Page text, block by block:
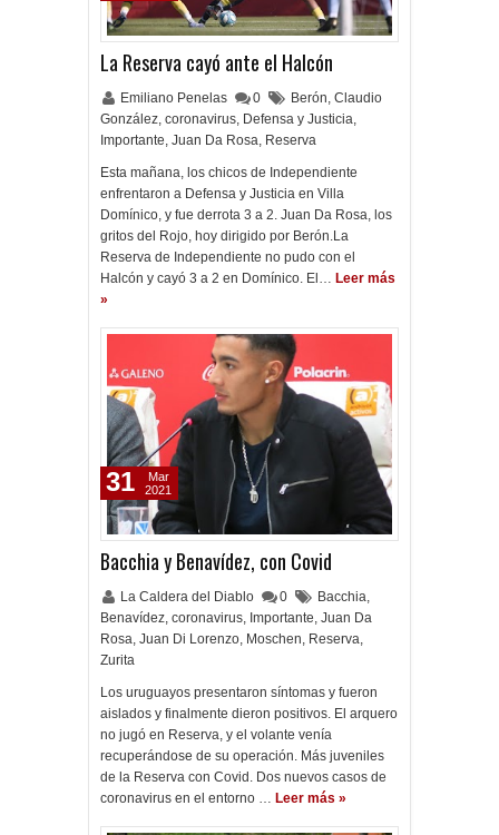
La Reserva cayó ante el Halcón
Emiliano Penelas 0 Berón, Claudio
González, coronavirus, Defensa y Justicia,
Importante, Juan Da Rosa, Reserva
Esta mañana, los chicos de Independiente
enfrentaron a Defensa y Justicia en Villa
Domínico, y fue derrota 3 a 2. Juan Da Rosa, los
gritos del Rojo, hoy dirigido por Berón.La
Reserva de Independiente no pudo con el
Halcón y cayó 3 a 2 en Domínico. El… Leer más
»
Bacchia y Benavídez, con Covid
La Caldera del Diablo 0 Bacchia,
Benavídez, coronavirus, Importante, Juan Da
Rosa, Juan Di Lorenzo, Moschen, Reserva,
Zurita
Los uruguayos presentaron síntomas y fueron
aislados y finalmente dieron positivos. El arquero
no jugó en Reserva, y el volante venía
recuperándose de su operación. Más juveniles
de la Reserva con Covid. Dos nuevos casos de
coronavirus en el entorno … Leer más »
31
Mar
2021